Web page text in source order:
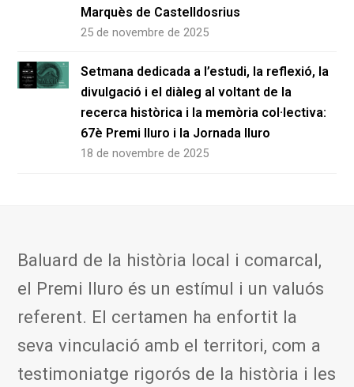
Marquès de Castelldosrius
25 de novembre de 2025
Setmana dedicada a l’estudi, la reflexió, la
divulgació i el diàleg al voltant de la
recerca històrica i la memòria col·lectiva:
67è Premi Iluro i la Jornada Iluro
18 de novembre de 2025
Baluard de la història local i comarcal,
el Premi Iluro és un estímul i un valuós
referent. El certamen ha enfortit la
seva vinculació amb el territori, com a
testimoniatge rigorós de la història i les